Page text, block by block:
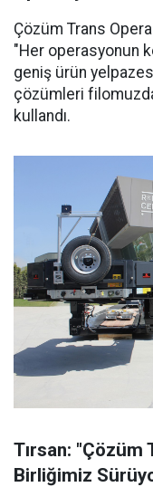
Çözüm Trans
"Her operasyonun
geniş ürün
çözümleri
kullandı.
Tırsan: "Çözüm
Birliğimiz